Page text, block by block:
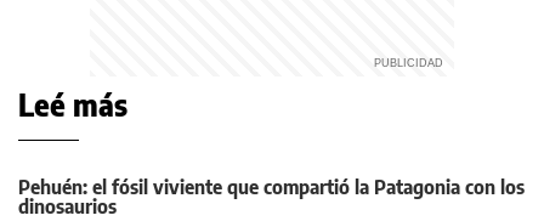
Leé más
Pehuén: el fósil viviente que compartió la Patagonia con los
dinosaurios